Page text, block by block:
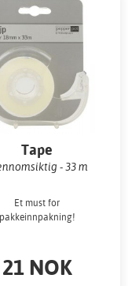
Tape
- 33 m
Et must for
pakkeinnpakning!
21 NOK